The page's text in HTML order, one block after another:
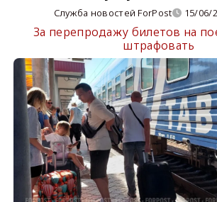
Служба новостей ForPost 15/06/
За перепродажу билетов на
штрафовать